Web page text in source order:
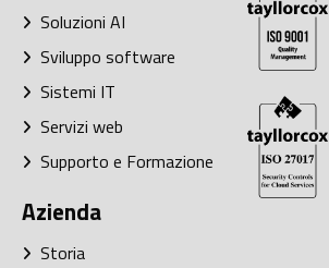
Soluzioni AI
Sviluppo software
Sistemi IT
Servizi web
Supporto e Formazione
Azienda
Storia